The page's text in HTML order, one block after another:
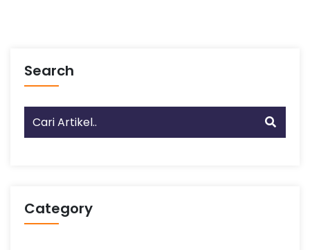
Search
Category